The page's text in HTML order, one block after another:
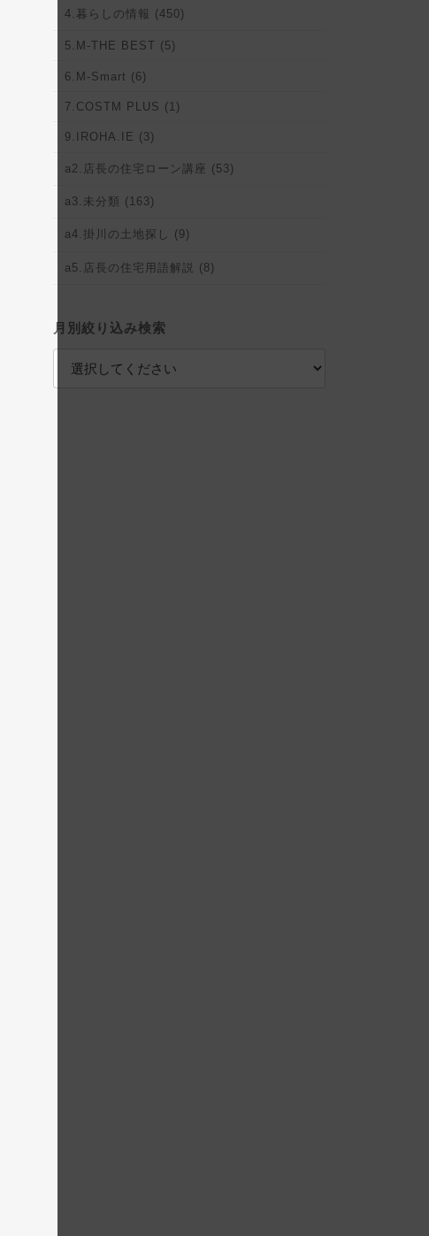
4.暮らしの情報 (450)
5.M-THE BEST (5)
6.M-Smart (6)
7.COSTM PLUS (1)
9.IROHA.IE (3)
a2.店長の住宅ローン講座 (53)
a3.未分類 (163)
a4.掛川の土地探し (9)
a5.店長の住宅用語解説 (8)
月別絞り込み検索